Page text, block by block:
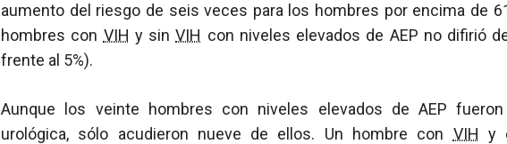
aumento del riesgo de seis veces para los hombres por encima de
hombres con VIH y sinVIH con niveles elevados de AEP no difirió
frente al 5%).
Aunque los veinte hombres con niveles elevados de AEP
urológica, sólo acudieron nueve de ellos. Un hombre con VIH y